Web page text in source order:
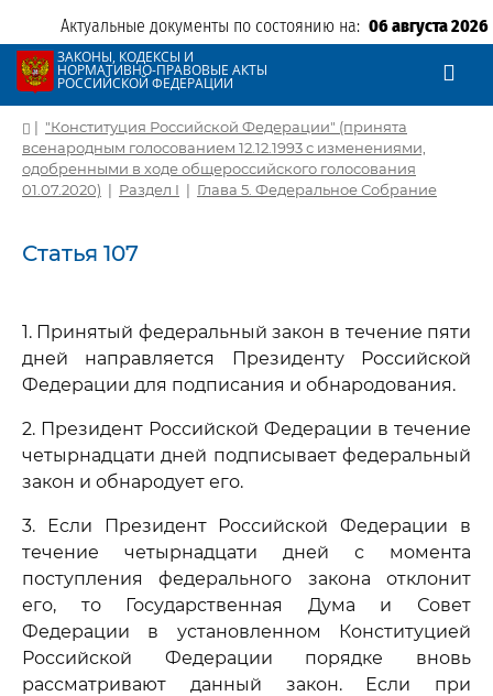
Актуальные документы по состоянию на: 06 августа 2026
ЗАКОНЫ, КОДЕКСЫ И
НОРМАТИВНО-ПРАВОВЫЕ АКТЫ
РОССИЙСКОЙ ФЕДЕРАЦИИ
| "Конституция Российской Федерации" (принята
всенародным голосованием 12.12.1993 с изменениями,
одобренными в ходе общероссийского голосования
01.07.2020) | Раздел I | Глава 5. Федеральное Собрание
Статья 107
1. Принятый федеральный закон в течение пяти
дней направляется Президенту Российской
Федерации для подписания и обнародования.
2. Президент Российской Федерации в течение
четырнадцати дней подписывает федеральный
закон и обнародует его.
3. Если Президент Российской Федерации в
течение четырнадцати дней с момента
поступления федерального закона отклонит
его, то Государственная Дума и Совет
Федерации в установленном Конституцией
Российской Федерации порядке вновь
рассматривают данный закон. Если при